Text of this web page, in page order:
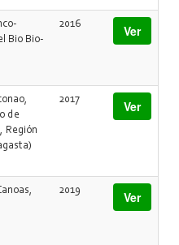
Bio Bio-
2016 Ver
de
Región
2017 Ver
2019 Ver